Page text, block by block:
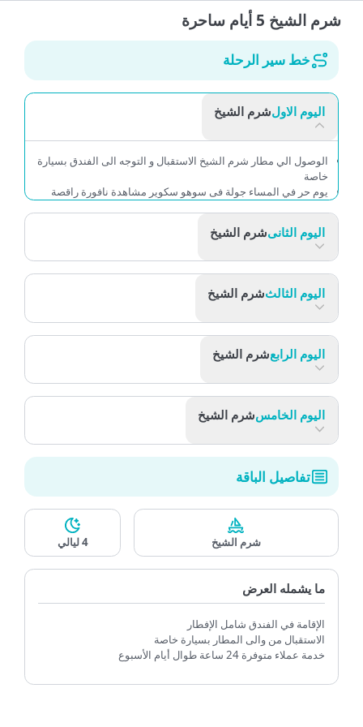
شرم الشيخ 5 أيام ساحرة
خط سير الرحلة
اليوم الاولشرم الشيخ
الوصول الي مطار شرم الشيخ الاستقبال و التوجه الى الفندق بسيارة
خاصة
يوم حر في المساء جولة فى سوهو سكوير مشاهدة نافورة راقصة
اليوم الثانى شرم الشيخ
اليوم الثالث
اليوم الرابع
اليوم الخامس
تفاصيل الباقة
شرم الشيخ 4 ليالي
ما يشمله العرض
الإقامة في الفندق شامل الإفطار
خدمة عملاء متوفرة 24 ساعة طوال أيام الأسبوع